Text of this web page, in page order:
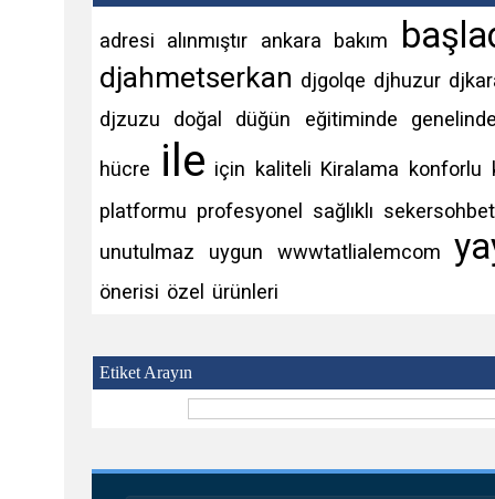
adresi alınmıştır ankara bakım
djahmetserkan djgolqe djhuzur
djzuzu
doğal düğün eğitiminde
hücre ile için kaliteli Kiralama konforlu
platformu profesyonel sağlıklı
unutulmaz
uygun wwwtatlialemcom
önerisi özel ürünleri
Etiket Arayın